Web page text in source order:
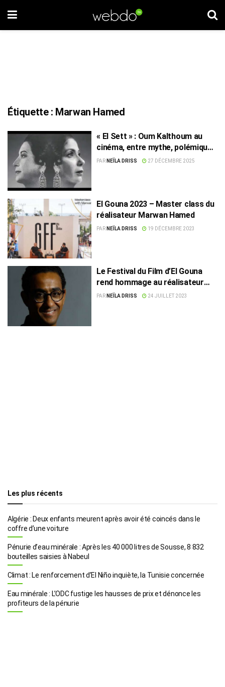
Étiquette : Marwan Hamed
« El Sett » : Oum Kalthoum au
cinéma, entre mythe, polémiques
et émotion
PAR NEÏLA DRISS 27 DÉCEMBRE 2025
El Gouna 2023 – Master class du
réalisateur Marwan Hamed
PAR NEÏLA DRISS 19 DÉCEMBRE 2023
Le Festival du Film d’El Gouna
rend hommage au réalisateur
Marwan Hamed pour l’ensemble
PAR NEÏLA DRISS 24 JUILLET 2023
Les plus récents
Algérie : Deux enfants meurent après avoir été coincés dans le
coffre d’une voiture
Pénurie d’eau minérale : Après les 40 000 litres de Sousse, 8 832
bouteilles saisies à Nabeul
Climat : Le renforcement d’El Niño inquiète, la Tunisie concernée
Eau minérale : L’ODC fustige les hausses de prix et dénonce les
profiteurs de la pénurie